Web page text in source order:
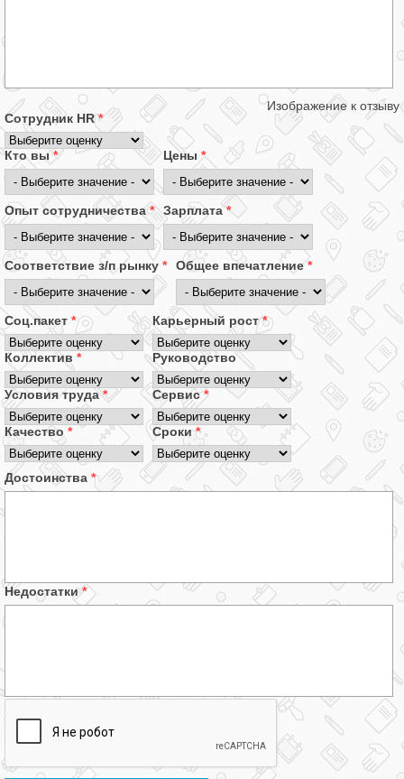
Изображение к отзыву
Сотрудник HR*
Кто вы* Цены *
Опыт сотрудничества* Зарплата*
Соответствие з/п рынку * Общее впечатление*
Соц.пакет * Карьерный рост*
Коллектив * Руководство
Условия труда * Сервис*
Качество * Сроки *
Достоинства *
Недостатки*